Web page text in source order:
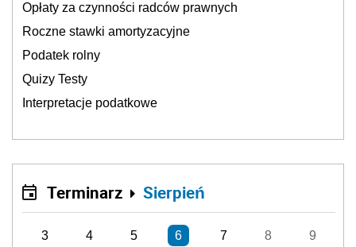
Opłaty za czynności radców prawnych
Roczne stawki amortyzacyjne
Podatek rolny
Quizy Testy
Interpretacje podatkowe
Terminarz Sierpień
3 4 5 6 7 8 9